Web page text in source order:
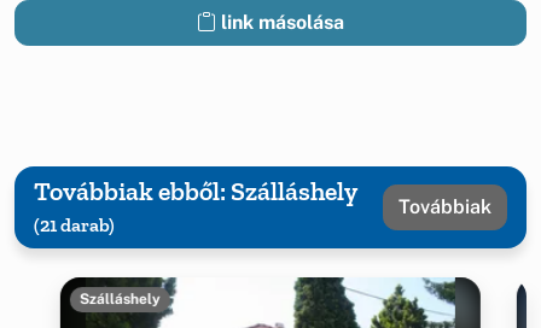
link másolása
Továbbiak ebből: Szálláshely
(21 darab)
Továbbiak
Szálláshely